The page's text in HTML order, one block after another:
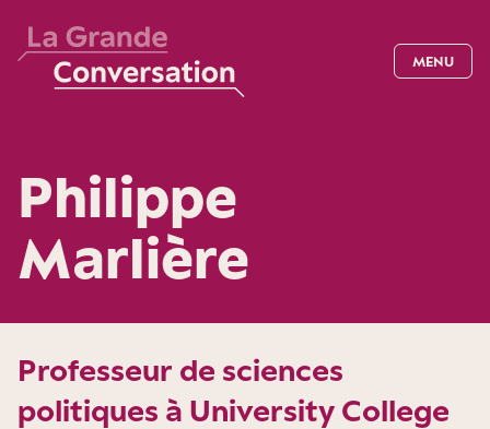
MENU
Philippe
Marlière
Professeur de sciences
politiques à University College